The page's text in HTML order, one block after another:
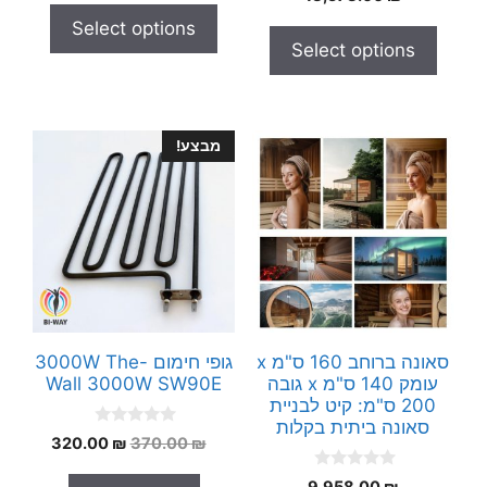
o
o
5
Select options
o
5
Select options
סאונה ברוחב 160 ס"מ x
עומק 140 ס"מ x גובה
200 ס"מ: קיט לבניית
סאונה ביתית בקלות
0
מבצע!
גופי חימום 3000W The-
Wall 3000W SW90E
0
o
370.00₪
המחיר
320.00 ₪
המחיר